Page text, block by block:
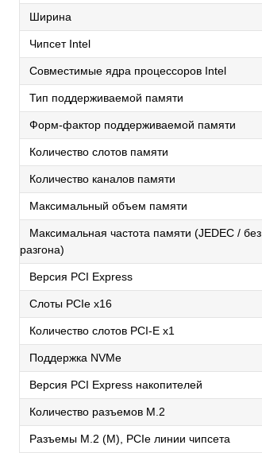
Ширина
Чипсет Intel
Совместимые ядра процессоров Intel
Тип поддерживаемой памяти
Форм-фактор поддерживаемой памяти
Количество слотов памяти
Количество каналов памяти
Максимальный объем памяти
Максимальная частота памяти (JEDEC / без
разгона)
Версия PCI Express
Слоты PCIe x16
Количество слотов PCI-E x1
Поддержка NVMe
Версия PCI Express накопителей
Количество разъемов M.2
Разъемы M.2 (M), PCIe линии чипсета